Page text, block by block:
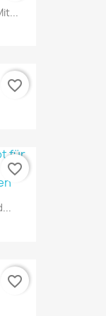
favorite_border
favorite_border
favorite_border